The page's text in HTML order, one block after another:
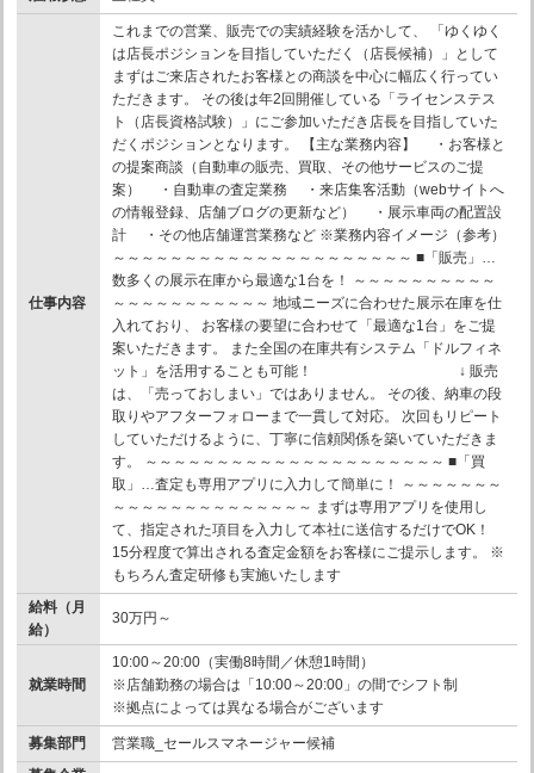
仕事内容
これまでの営業、販売での実績経験を活かして、 「ゆくゆく
は店長ポジションを目指していただく（店長候補）」として
まずはご来店されたお客様との商談を中心に幅広く行ってい
ただきます。 その後は年2回開催している「ライセンステス
ト（店長資格試験）」にご参加いただき店長を目指していた
だくポジションとなります。 【主な業務内容】 ・お客様と
の提案商談（自動車の販売、買取、その他サービスのご提
案） ・自動車の査定業務 ・来店集客活動（webサイトへ
の情報登録、店舗ブログの更新など） ・展示車両の配置設
計 ・その他店舗運営業務など ※業務内容イメージ（参考）
～～～～～～～～～～～～～～～～～～～～～ ■「販売」…
数多くの展示在庫から最適な1台を！ ～～～～～～～～～～
～～～～～～～～～～～ 地域ニーズに合わせた展示在庫を仕
入れており、 お客様の要望に合わせて「最適な1台」をご提
案いただきます。 また全国の在庫共有システム「ドルフィネ
ット」を活用することも可能！ ↓ 販売
は、「売っておしまい」ではありません。 その後、納車の段
取りやアフターフォローまで一貫して対応。 次回もリピート
していただけるように、丁寧に信頼関係を築いていただきま
す。 ～～～～～～～～～～～～～～～～～～～～～ ■「買
取」…査定も専用アプリに入力して簡単に！ ～～～～～～～
～～～～～～～～～～～～～～ まずは専用アプリを使用し
て、指定された項目を入力して本社に送信するだけでOK！
15分程度で算出される査定金額をお客様にご提示します。 ※
もちろん査定研修も実施いたします
給料（月
給）
30万円～
就業時間
10:00～20:00（実働8時間／休憩1時間）
※店舗勤務の場合は「10:00～20:00」の間でシフト制
※拠点によっては異なる場合がございます
募集部門
営業職_セールスマネージャー候補